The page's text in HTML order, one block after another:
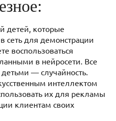
детей, которые
сеть для демонстрации
воспользоваться
в нейросети. Все
— случайность.
интеллектом
их для рекламы
клиентам своих